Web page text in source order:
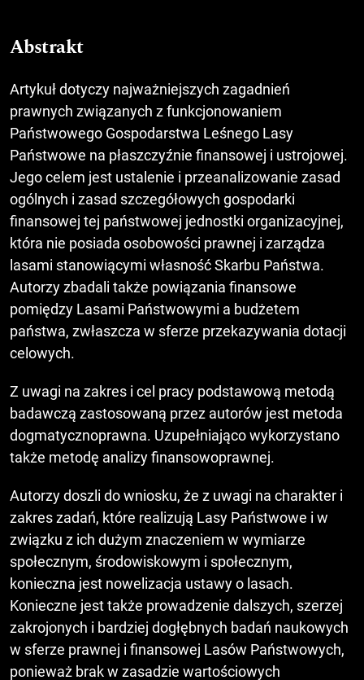
Abstrakt
Artykuł dotyczy najważniejszych zagadnień
prawnych związanych z funkcjonowaniem
Państwowego Gospodarstwa Leśnego Lasy
Państwowe na płaszczyźnie finansowej i ustrojowej.
Jego celem jest ustalenie i przeanalizowanie zasad
ogólnych i zasad szczegółowych gospodarki
finansowej tej państwowej jednostki organizacyjnej,
która nie posiada osobowości prawnej i zarządza
lasami stanowiącymi własność Skarbu Państwa.
Autorzy zbadali także powiązania finansowe
pomiędzy Lasami Państwowymi a budżetem
państwa, zwłaszcza w sferze przekazywania dotacji
celowych.
Z uwagi na zakres i cel pracy podstawową metodą
badawczą zastosowaną przez autorów jest metoda
dogmatycznoprawna. Uzupełniająco wykorzystano
także metodę analizy finansowoprawnej.
Autorzy doszli do wniosku, że z uwagi na charakter i
zakres zadań, które realizują Lasy Państwowe i w
związku z ich dużym znaczeniem w wymiarze
społecznym, środowiskowym i społecznym,
konieczna jest nowelizacja ustawy o lasach.
Konieczne jest także prowadzenie dalszych, szerzej
zakrojonych i bardziej dogłębnych badań naukowych
w sferze prawnej i finansowej Lasów Państwowych,
ponieważ brak w zasadzie wartościowych